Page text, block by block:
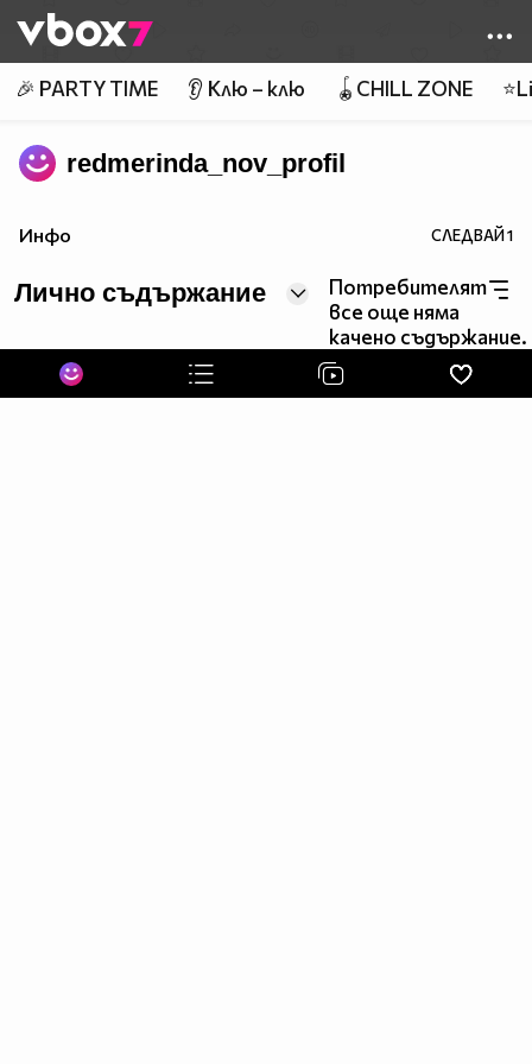
👾
🎉 PARTY TIME 👂 Клю – клю 🪀CHILL ZONE
redmerinda_nov_profil
Инфо СЛЕДВАЙ1
Лично съдържание
Потребителят
все още няма
качено съдържание.